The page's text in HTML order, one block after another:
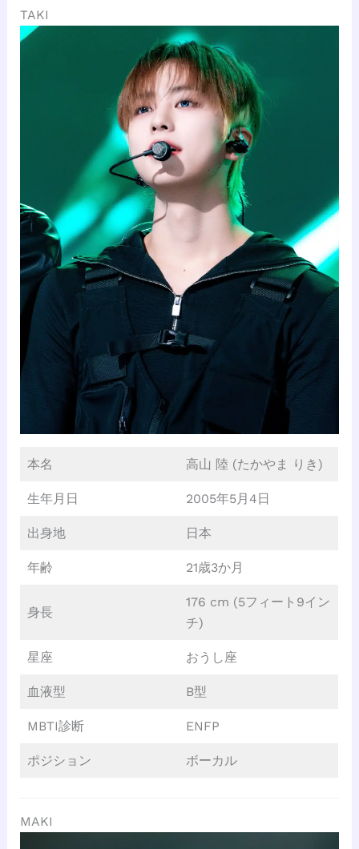
TAKI
本名 高山 陸 (たかやま りき)
生年月日 2005年5月4日
出身地 日本
年齢 21歳3か月
身長
176 cm (5フィート9イン
チ)
星座 おうし座
血液型 B型
MBTI診断 ENFP
ポジション ボーカル
MAKI